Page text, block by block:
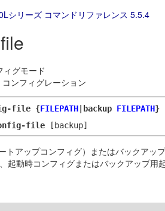
シリーズ コマンドリファレンス 5.5.4
ィグモード
ンフィグレーション
file {FILEPATH |backup FILEPATH}
file [backup]
トアップコンフィグ）またはバックアッ
起動時コンフィグまたはバックアップ用